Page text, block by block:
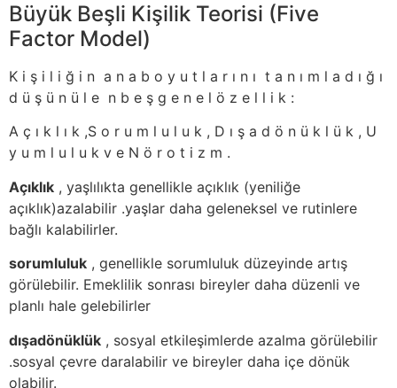
Büyük Beşli Kişilik Teorisi (Five
Factor Model)
K i ş i l i ğ i n a n a b o y u t l a r ı n ı t a n ı m l a d ı ğ ı
d ü ş ü n ü l e n b e ş g e n e l ö z e l l i k :
A ç ı k l ı k ,S o r u m l u l u k , D ı ş a d ö n ü k l ü k , U
y u m l u l u k v e N ö r o t i z m .
Açıklık , yaşlılıkta genellikle açıklık (yeniliğe
açıklık)azalabilir .yaşlar daha geleneksel ve rutinlere
bağlı kalabilirler.
sorumluluk , genellikle sorumluluk düzeyinde artış
görülebilir. Emeklilik sonrası bireyler daha düzenli ve
planlı hale gelebilirler
dışadönüklük , sosyal etkileşimlerde azalma görülebilir
.sosyal çevre daralabilir ve bireyler daha içe dönük
olabilir.